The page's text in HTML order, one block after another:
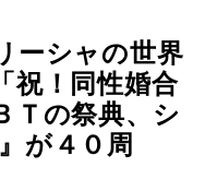
ーシャの世界
祝！同性婚合
Ｔの祭典、シ
が４０周